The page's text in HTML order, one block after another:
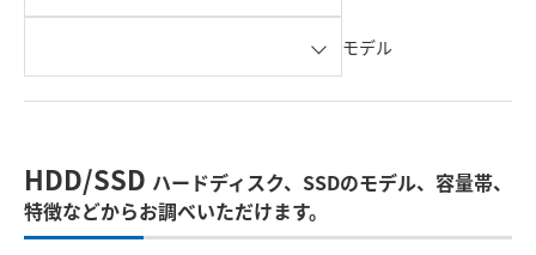
モデル
HDD/SSD ハードディスク、SSDのモデル、容量帯、
特徴などからお調べいただけます。